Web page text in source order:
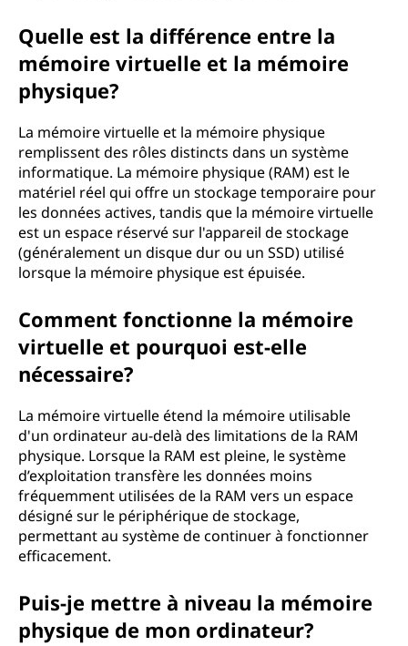
Quelle est la différence entre la
mémoire virtuelle et la mémoire
physique?
La mémoire virtuelle et la mémoire physique
remplissent des rôles distincts dans un système
informatique. La mémoire physique (RAM) est le
matériel réel qui offre un stockage temporaire pour
les données actives, tandis que la mémoire virtuelle
est un espace réservé sur l'appareil de stockage
(généralement un disque dur ou un SSD) utilisé
lorsque la mémoire physique est épuisée.
Comment fonctionne la mémoire
virtuelle et pourquoi est-elle
nécessaire?
La mémoire virtuelle étend la mémoire utilisable
d'un ordinateur au-delà des limitations de la RAM
physique. Lorsque la RAM est pleine, le système
d’exploitation transfère les données moins
fréquemment utilisées de la RAM vers un espace
désigné sur le périphérique de stockage,
permettant au système de continuer à fonctionner
efficacement.
Puis-je mettre à niveau la mémoire
physique de mon ordinateur?